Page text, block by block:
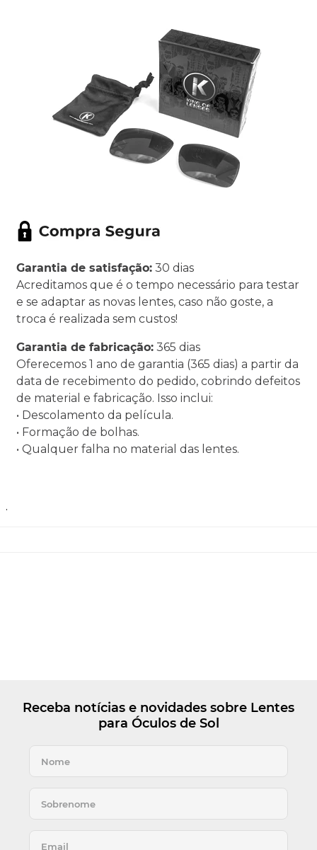
Garantia de satisfação: 30 dias
Acreditamos que é o tempo necessário para testar
e se adaptar as novas lentes, caso não goste, a
troca é realizada sem custos!
Garantia de fabricação: 365 dias
Oferecemos 1 ano de garantia (365 dias) a partir da
data de recebimento do pedido, cobrindo defeitos
de material e fabricação. Isso inclui:
• Descolamento da película.
• Formação de bolhas.
• Qualquer falha no material das lentes.
.
Receba notícias e novidades sobre Lentes
para Óculos de Sol